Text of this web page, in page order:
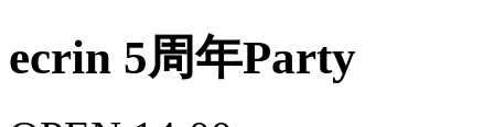
ecrin 5周年Party